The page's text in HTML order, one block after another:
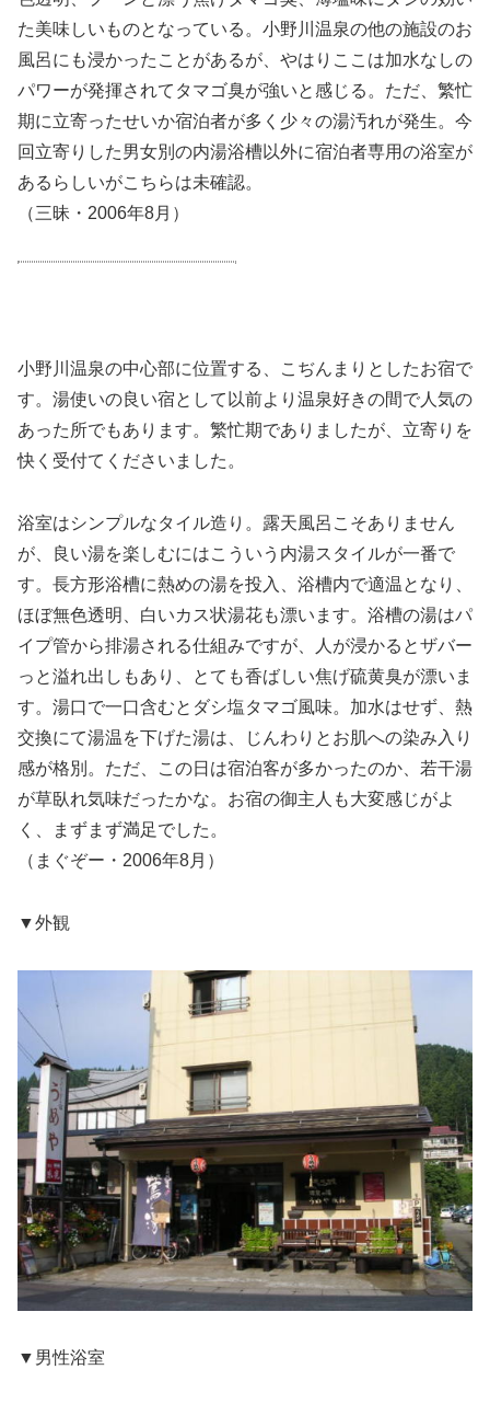
た美味しいものとなっている。小野川温泉の他の施設のお
風呂にも浸かったことがあるが、やはりここは加水なしの
パワーが発揮されてタマゴ臭が強いと感じる。ただ、繁忙
期に立寄ったせいか宿泊者が多く少々の湯汚れが発生。今
回立寄りした男女別の内湯浴槽以外に宿泊者専用の浴室が
あるらしいがこちらは未確認。
（三昧・2006年8月）
小野川温泉の中心部に位置する、こぢんまりとしたお宿で
す。湯使いの良い宿として以前より温泉好きの間で人気の
あった所でもあります。繁忙期でありましたが、立寄りを
快く受付てくださいました。
浴室はシンプルなタイル造り。露天風呂こそありません
が、良い湯を楽しむにはこういう内湯スタイルが一番で
す。長方形浴槽に熱めの湯を投入、浴槽内で適温となり、
ほぼ無色透明、白いカス状湯花も漂います。浴槽の湯はパ
イプ管から排湯される仕組みですが、人が浸かるとザバー
っと溢れ出しもあり、とても香ばしい焦げ硫黄臭が漂いま
す。湯口で一口含むとダシ塩タマゴ風味。加水はせず、熱
交換にて湯温を下げた湯は、じんわりとお肌への染み入り
感が格別。ただ、この日は宿泊客が多かったのか、若干湯
が草臥れ気味だったかな。お宿の御主人も大変感じがよ
く、まずまず満足でした。
（まぐぞー・2006年8月）
▼外観
▼男性浴室